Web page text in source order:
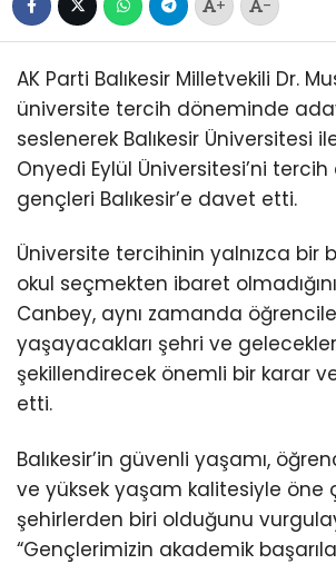
+ -
AK Parti Balıkesir Milletvekili Dr.
üniversite tercih döneminde
seslenerek Balıkesir Üniversitesi
Onyedi Eylül Üniversitesi’ni
gençleri Balıkesir’e davet etti.
Üniversite tercihinin yalnızca bir
okul seçmekten ibaret
Canbey, aynı zamanda
yaşayacakları şehri ve
şekillendirecek önemli bir karar
etti.
Balıkesir’in güvenli yaşamı,
ve yüksek yaşam kalitesiyle öne
şehirlerden biri olduğunu
“Gençlerimizin akademik